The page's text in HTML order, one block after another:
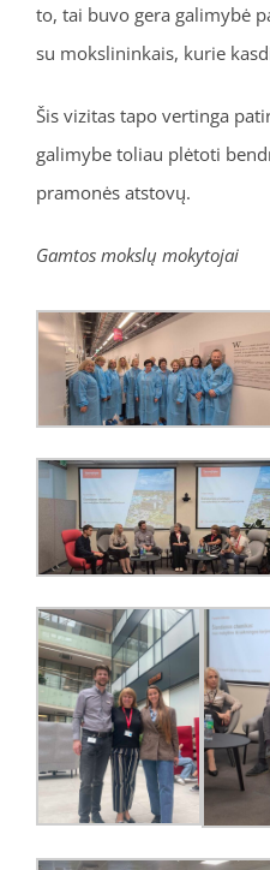
to, tai buvo gera galimybė
su mokslininkais, kurie
Šis vizitas tapo vertinga
galimybe toliau plėtoti
pramonės atstovų.
Gamtos mokslų mokytojai